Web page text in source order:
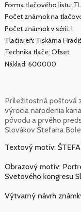
Forma tlačového listu: TL
Počet známok na
Počet známok v sérii: 1
Tlačiareň: Tiskárna
Technika tlače: Ofset
Náklad: 600000
Príležitostná poštová
výročia narodenia
pôvodu a prvého
Slovákov Štefana
Textový motív:
Obrazový motív:
Svetového kongresu
Výtvarný návrh